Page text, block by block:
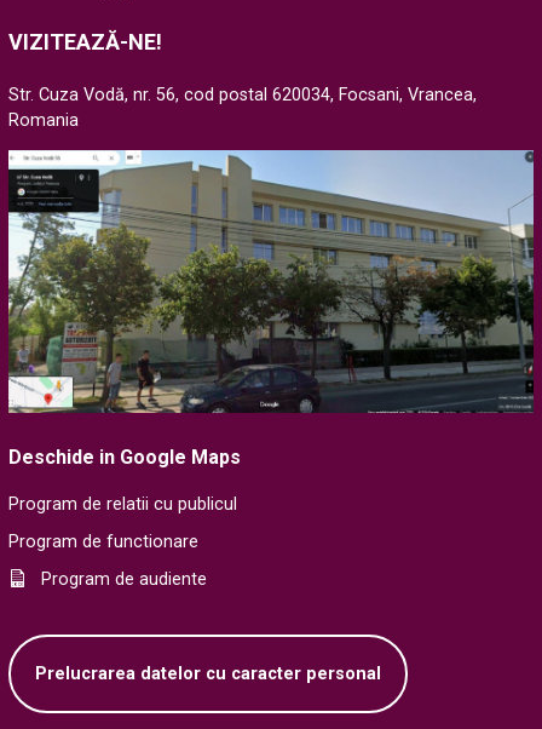
VIZITEAZĂ-NE!
Str. Cuza Vodă, nr. 56, cod postal 620034, Focsani, Vrancea,
Romania
Deschide in Google Maps
Program de relatii cu publicul
Program de functionare
Program de audiente
Prelucrarea datelor cu caracter personal